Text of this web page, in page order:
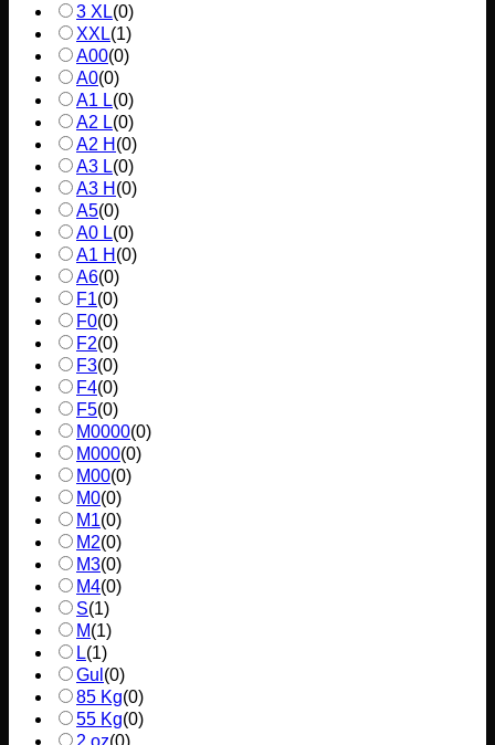
3 XL(0)
XXL(1)
A00(0)
A0(0)
A1 L(0)
A2 L(0)
A2 H (0)
A3 L(0)
A3 H (0)
A5(0)
A0 L(0)
A1 H (0)
A6(0)
F1(0)
F0(0)
F2(0)
F3(0)
F4(0)
F5(0)
M0000(0)
M000(0)
M00(0)
M0(0)
M1(0)
M2(0)
M3(0)
M4(0)
S(1)
M(1)
L(1)
Gul (0)
85 Kg(0)
55 Kg(0)
2 oz(0)